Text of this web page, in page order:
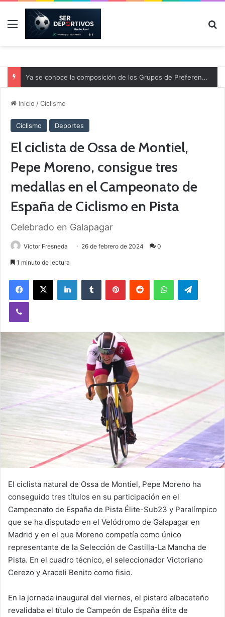
Menú
Ya se conoce la composición de los Grupos de Preferente y el calendario
Inicio /Ciclismo
Ciclismo Deportes
El ciclista de Ossa de Montiel,
Pepe Moreno, consigue tres
medallas en el Campeonato de
España de Ciclismo en Pista
Celebrado en Galapagar
Victor Fresneda 26 de febrero de 2024 0
1 minuto de lectura
El ciclista natural de Ossa de Montiel, Pepe Moreno ha
conseguido tres títulos en su participación en el
Campeonato de España de Pista Élite-Sub23 y Paralímpico
que se ha disputado en el Velódromo de Galapagar en
Madrid y en el que Moreno competía como único
representante de la Selección de Castilla-La Mancha de
Pista. En el cuadro técnico, el seleccionador Victoriano
Cerezo y Araceli Benito como fisio.
En la jornada inaugural del viernes, el pistard albaceteño
revalidaba el título de Campeón de España élite de